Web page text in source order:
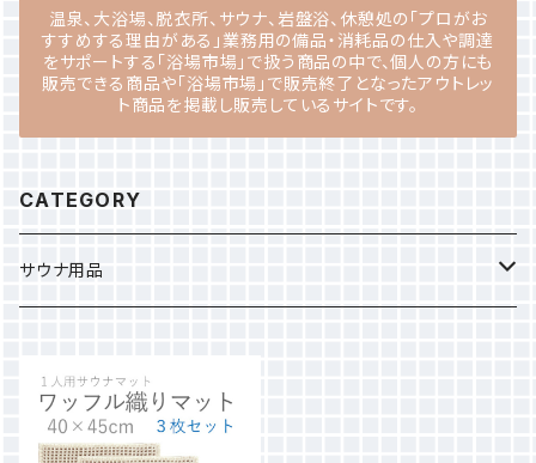
温泉、大浴場、脱衣所、サウナ、岩盤浴、休憩処の「プロがお
すすめする理由がある」業務用の備品・消耗品の仕入や調達
をサポートする「浴場市場」で扱う商品の中で、個人の方にも
販売できる商品や「浴場市場」で販売終了となったアウトレッ
ト商品を掲載し販売しているサイトです。
CATEGORY
サウナ用品
オスミア
サウナハット